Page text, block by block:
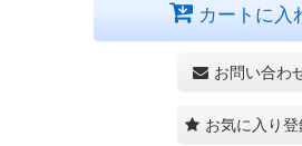
カートに入
お問い合わ
お気に入り登